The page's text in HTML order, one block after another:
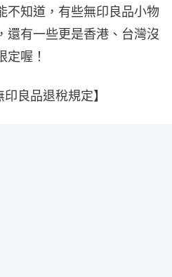
不知道，有些無印良品小物
還有一些更是香港、台灣沒
定喔！
良品退稅規定】